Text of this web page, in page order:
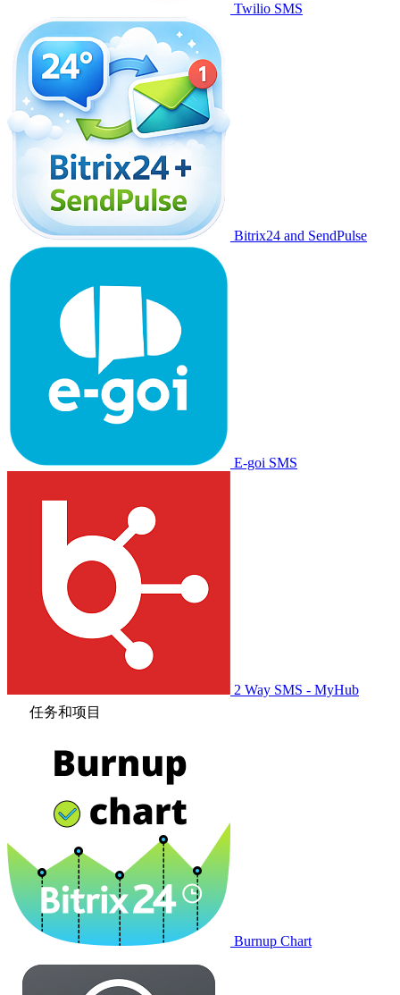
Twilio SMS
Bitrix24 and SendPulse
E-goi SMS
2 Way SMS - MyHub
任务和项目
Burnup Chart